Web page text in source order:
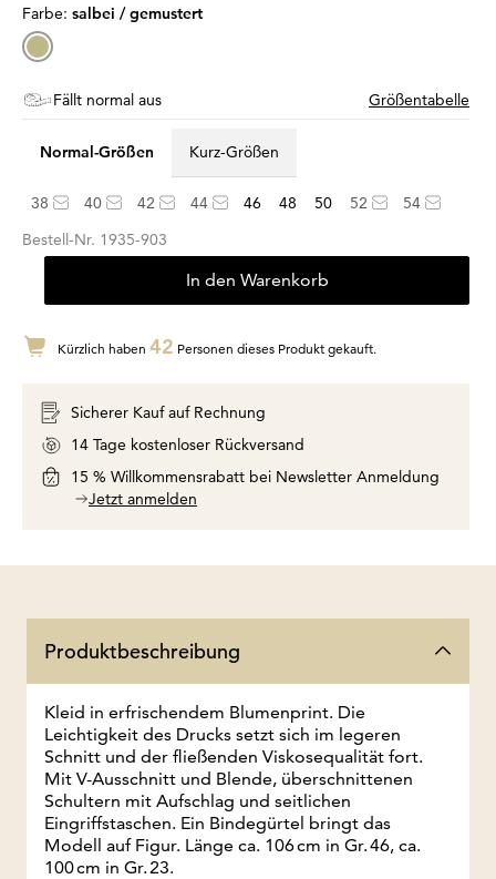
Farbe: salbei / gemustert
Fällt normal aus Größentabelle
Normal-Größen Kurz-Größen
38 40 42 44 46 48 50 52
54
Bestell-Nr. 1935-903
In den Warenkorb
Kürzlich haben 42 Personen dieses Produkt gekauft.
Sicherer Kauf auf Rechnung
14 Tage kostenloser Rückversand
15 % Willkommensrabatt bei Newsletter Anmeldung
Jetzt anmelden
Produktbeschreibung
Kleid in erfrischendem Blumenprint. Die
Leichtigkeit des Drucks setzt sich im legeren
Schnitt und der fließenden Viskosequalität fort.
Mit V-Ausschnitt und Blende, überschnittenen
Schultern mit Aufschlag und seitlichen
Eingriffstaschen. Ein Bindegürtel bringt das
Modell auf Figur. Länge ca. 106 cm in Gr. 46, ca.
100 cm in Gr. 23.